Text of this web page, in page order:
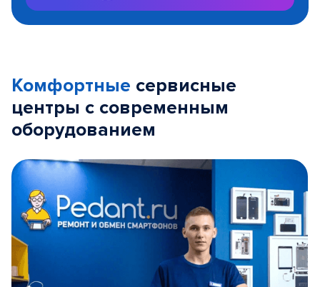
Комфортные сервисные
центры с современным
оборудованием